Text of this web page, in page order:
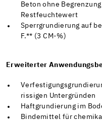
Beton ohne
Restfeuchtewert
Sperrgrundierung auf
F.** (3 CM-%)
Erweiterter
rissigen Untergründen
Haftgrundierung im
Bindemittel für